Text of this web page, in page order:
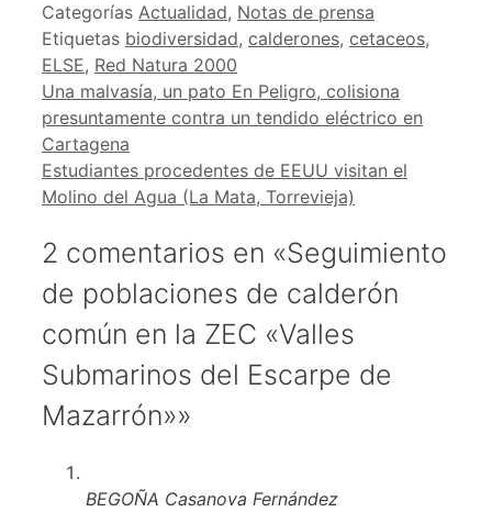
Categorías Actualidad, Notas de prensa
Etiquetas biodiversidad, calderones, cetaceos,
ELSE, Red Natura 2000
Una malvasía, un pato En Peligro, colisiona
presuntamente contra un tendido eléctrico en
Cartagena
Estudiantes procedentes de EEUU visitan el
Molino del Agua (La Mata, Torrevieja)
2 comentarios en «Seguimiento
de poblaciones de calderón
común en la ZEC «Valles
Submarinos del Escarpe de
Mazarrón»»
BEGOÑA Casanova Fernández